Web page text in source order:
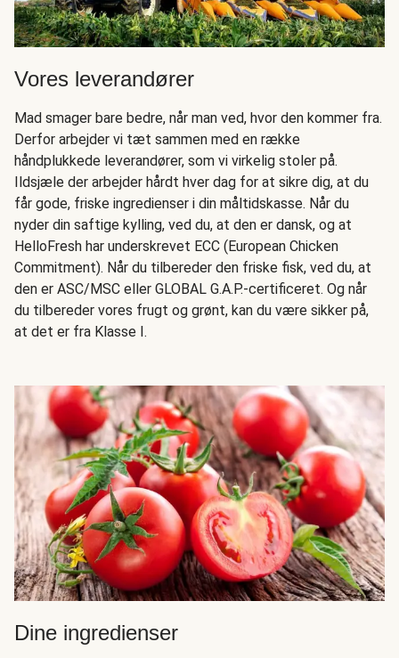
Vores leverandører
Mad smager bare bedre, når man ved, hvor den kommer fra.
Derfor arbejder vi tæt sammen med en række
håndplukkede leverandører, som vi virkelig stoler på.
Ildsjæle der arbejder hårdt hver dag for at sikre dig, at du
får gode, friske ingredienser i din måltidskasse. Når du
nyder din saftige kylling, ved du, at den er dansk, og at
HelloFresh har underskrevet ECC (European Chicken
Commitment). Når du tilbereder den friske fisk, ved du, at
den er ASC/MSC eller GLOBAL G.A.P.-certificeret. Og når
du tilbereder vores frugt og grønt, kan du være sikker på,
at det er fra Klasse I.
Dine ingredienser